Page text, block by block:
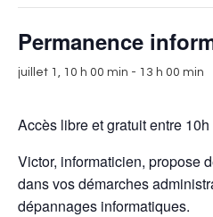
Permanence
juillet 1, 10 h 00 min - 13 h 00 min
Accès libre et gratuit entre 10h
Victor, informaticien, propose
dans vos démarches
dépannages informatiques.